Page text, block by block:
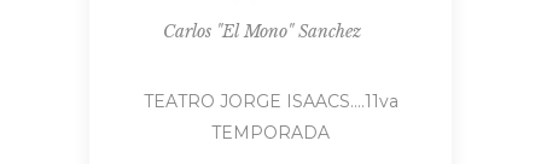
Carlos "El Mono" Sanchez
TEATRO JORGE ISAACS….11va
TEMPORADA